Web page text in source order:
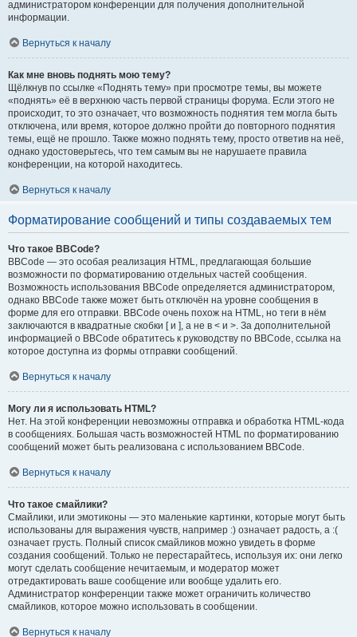
администратором конференции для получения дополнительной
информации.
Вернуться к началу
Как мне вновь поднять мою тему?
Щёлкнув по ссылке «Поднять тему» при просмотре темы, вы можете
«поднять» её в верхнюю часть первой страницы форума. Если этого не
происходит, то это означает, что возможность поднятия тем могла быть
отключена, или время, которое должно пройти до повторного поднятия
темы, ещё не прошло. Также можно поднять тему, просто ответив на неё,
однако удостоверьтесь, что тем самым вы не нарушаете правила
конференции, на которой находитесь.
Вернуться к началу
Форматирование сообщений и типы создаваемых тем
Что такое BBCode?
BBCode — это особая реализация HTML, предлагающая большие
возможности по форматированию отдельных частей сообщения.
Возможность использования BBCode определяется администратором,
однако BBCode также может быть отключён на уровне сообщения в
форме для его отправки. BBCode очень похож на HTML, но теги в нём
заключаются в квадратные скобки [ и ], а не в < и >. За дополнительной
информацией о BBCode обратитесь к руководству по BBCode, ссылка на
которое доступна из формы отправки сообщений.
Вернуться к началу
Могу ли я использовать HTML?
Нет. На этой конференции невозможны отправка и обработка HTML-кода
в сообщениях. Большая часть возможностей HTML по форматированию
сообщений может быть реализована с использованием BBCode.
Вернуться к началу
Что такое смайлики?
Смайлики, или эмотиконы — это маленькие картинки, которые могут быть
использованы для выражения чувств, например :) означает радость, а :(
означает грусть. Полный список смайликов можно увидеть в форме
создания сообщений. Только не перестарайтесь, используя их: они легко
могут сделать сообщение нечитаемым, и модератор может
отредактировать ваше сообщение или вообще удалить его.
Администратор конференции также может ограничить количество
смайликов, которое можно использовать в сообщении.
Вернуться к началу